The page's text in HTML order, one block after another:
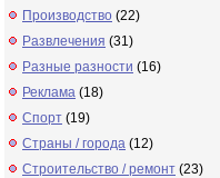
Производство (22)
Развлечения (31)
Разные разности (16)
Реклама (18)
Спорт (19)
Страны / города (12)
Строительство / ремонт (23)